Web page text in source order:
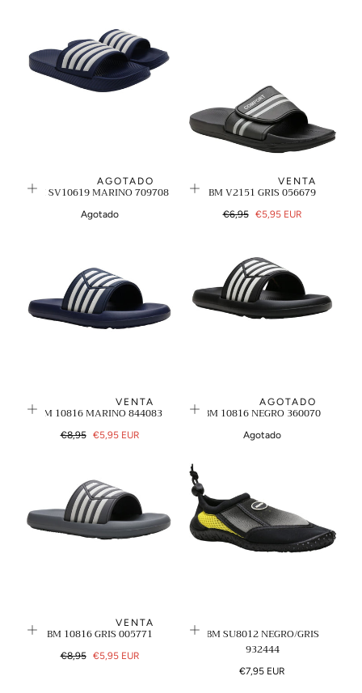
AGOTADO
BM SV10619 MARINO 709708
Agotado
VENTA
BM V2151 GRIS 056679
Precio
€6,95
Precio
€5,95 EUR
VENTA
BM 10816 MARINO 844083
Precio
€8,95
Precio
€5,95 EUR
AGOTADO
BM 10816 NEGRO 360070
Agotado
VENTA
BM 10816 GRIS 005771
Precio
€8,95
Precio
€5,95 EUR
BM SU8012 NEGRO/GRIS
932444
Precio
€7,95 EUR